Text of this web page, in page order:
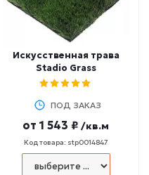
Искусственная трава
Stadio Grass
ПОД ЗАКАЗ
от 1 543 ₽ /кв.м
Код товара: stp0014847